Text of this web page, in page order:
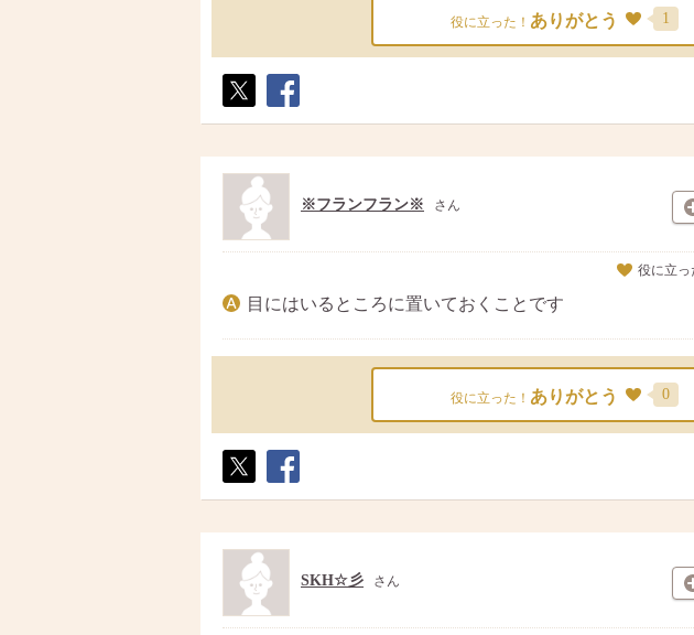
役に立った！ ありがとう 1
ト
ア
※フランフラン※ さん
役に立っ
目にはいるところに置いておくことです
役に立った！ ありがとう 0
ト
ア
SKH☆彡 さん